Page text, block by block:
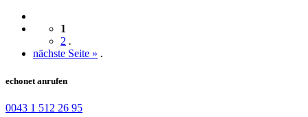
1
2 .
nächste Seite » .
echonet anrufen
0043 1 512 26 95